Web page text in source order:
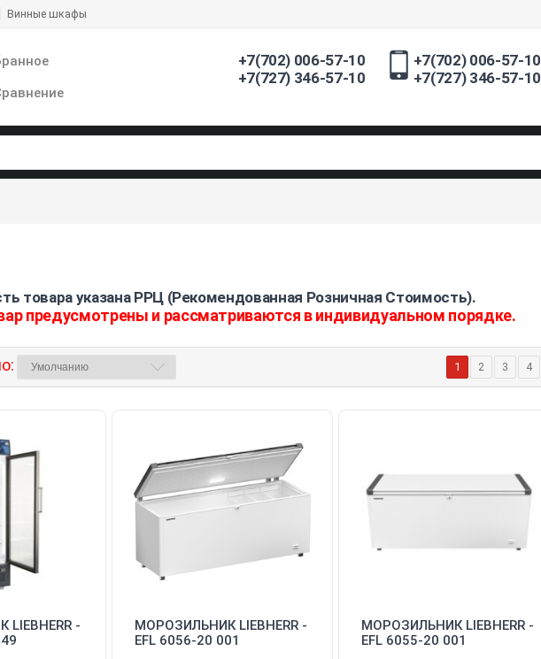
Винные шкафы
+7(702) 006-57-10
+7(727) 346-57-10
+7(702) 006-57-10
+7(727) 346-57-10
товара указана РРЦ (Рекомендованная Розничная Стоимость).
предусмотрены и рассматриваются в индивидуальном порядке.
1 2 3 4
-
МОРОЗИЛЬНИК LIEBHERR -
EFL 6056-20 001
МОРОЗИЛЬНИК LIEBHERR -
EFL 6055-20 001